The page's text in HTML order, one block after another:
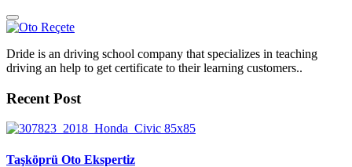
Dride is an driving school company that specializes in teaching
driving an help to get certificate to their learning customers..
Recent Post
Taşköprü Oto Ekspertiz